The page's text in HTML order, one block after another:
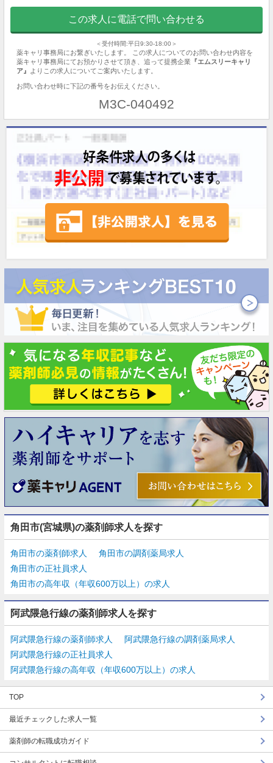
この求人に電話で問い合わせる
＜受付時間:平日9:30-18:00＞
薬キャリ事務局にお繋ぎいたします。 この求人についてのお問い合わせ内容を
薬キャリ事務局にてお預かりさせて頂き、追って提携企業 『エムスリーキャリ
ア』
よりこの求人についてご案内いたします。
お問い合わせ時に下記の番号をお伝えください。
M3C-040492
角田市(宮城県)の薬剤師求人を探す
角田市の薬剤師求人
角田市の調剤薬局求人
角田市の正社員求人
角田市の高年収（年収600万以上）の求人
阿武隈急行線の薬剤師求人を探す
阿武隈急行線の薬剤師求人
阿武隈急行線の調剤薬局求人
阿武隈急行線の正社員求人
阿武隈急行線の高年収（年収600万以上）の求人
TOP
最近チェックした求人一覧
薬剤師の転職成功ガイド